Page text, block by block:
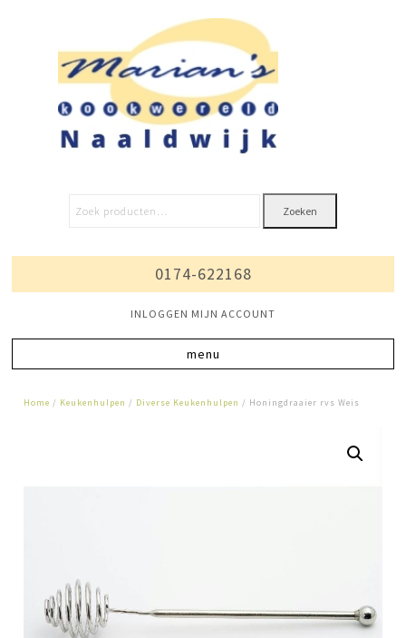
Zoeken
0174-622168
INLOGGEN MIJN ACCOUNT
Home / Keukenhulpen / Diverse Keukenhulpen / Honingdraaier rvs Weis